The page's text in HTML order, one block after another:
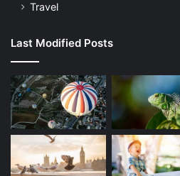
Travel
Last Modified Posts